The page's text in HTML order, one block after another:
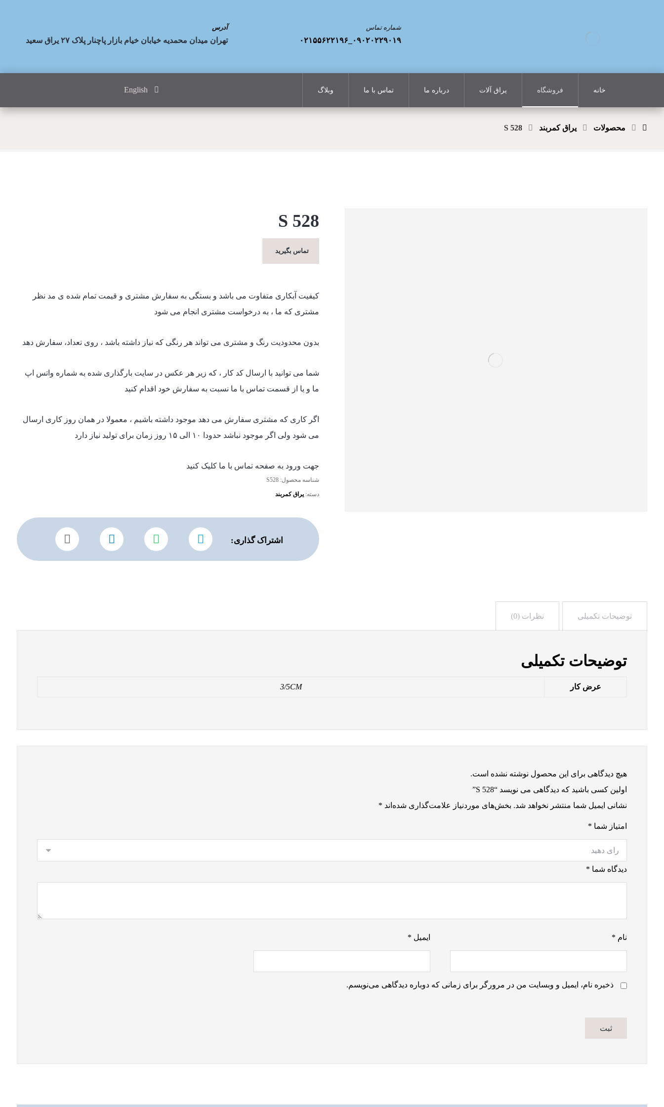
آدرس
تهران میدان محمدیه خیابان خیام بازار پاچنار پلاک ۲۷ یراق سعید
شماره تماس
۰۹۰۲۰۲۲۹۰۱۹_۰۲۱۵۵۶۲۲۱۹۶
خانه فروشگاه یراق آلات درباره ما تماس با ما وبلاگ English
محصولات یراق کمربند S 528
S 528
تماس بگیرید
کیفیت آبکاری متفاوت می باشد و بستگی به سفارش مشتری و قیمت تمام شده ی مد نظر
مشتری که ما ، به درخواست مشتری انجام می شود
بدون محدودیت رنگ و مشتری می تواند هر رنگی که نیاز داشته باشد ، روی تعداد، سفارش دهد
شما می توانید با ارسال کد کار ، که زیر هر عکس در سایت بارگذاری شده به شماره واتس اپ
ما و یا از قسمت تماس با ما نسبت به سفارش خود اقدام کنید
اگر کاری که مشتری سفارش می دهد موجود داشته باشیم ، معمولا در همان روز کاری ارسال
می شود ولی اگر موجود نباشد حدودا ۱۰ الی ۱۵ روز زمان برای تولید نیاز دارد
جهت ورود به صفحه تماس با ما کلیک کنید
شناسه محصول: S528
دسته: یراق کمربند
توضیحات تکمیلی نظرات (0)
توضیحات تکمیلی
عرض کار 3/5CM
هیچ دیدگاهی برای این محصول نوشته نشده است.
اولین کسی باشید که دیدگاهی می نویسد “S 528”
نشانی ایمیل شما منتشر نخواهد شد. بخش‌های موردنیاز علامت‌گذاری شده‌اند *
امتیاز شما *
دیدگاه شما *
نام * ایمیل *
ذخیره نام، ایمیل و وبسایت من در مرورگر برای زمانی که دوباره دیدگاهی می‌نویسم.